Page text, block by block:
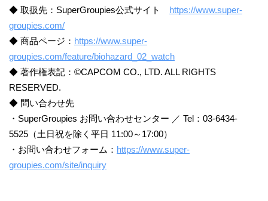
◆ 取扱先：SuperGroupies公式サイト https://www.super-
groupies.com/
◆ 商品ページ： https://www.super-
groupies.com/feature/biohazard_02_watch
◆ 著作権表記：©CAPCOM CO., LTD. ALL RIGHTS
RESERVED.
◆ 問い合わせ先
・SuperGroupies お問い合わせセンター ／ Tel：03-6434-
5525（土日祝を除く平日 11:00～17:00）
・お問い合わせフォーム： https://www.super-
groupies.com/site/inquiry